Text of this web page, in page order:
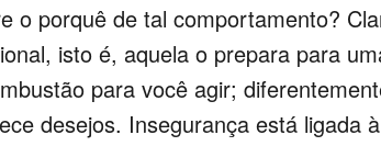
o porquê de tal comportamento?
isto é, aquela o prepara para
para você agir;
desejos. Insegurança está ligada